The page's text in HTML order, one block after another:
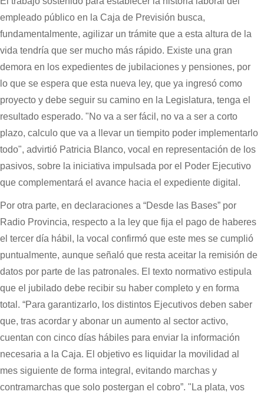
empleado público en la Caja de Previsión busca,
fundamentalmente, agilizar un trámite que a esta altura de la
vida tendría que ser mucho más rápido. Existe una gran
demora en los expedientes de jubilaciones y pensiones, por
lo que se espera que esta nueva ley, que ya ingresó como
proyecto y debe seguir su camino en la Legislatura, tenga el
resultado esperado. "No va a ser fácil, no va a ser a corto
plazo, calculo que va a llevar un tiempito poder implementarlo
todo", advirtió Patricia Blanco, vocal en representación de los
pasivos, sobre la iniciativa impulsada por el Poder Ejecutivo
que complementará el avance hacia el expediente digital.
Por otra parte, en declaraciones a “Desde las Bases” por
Radio Provincia, respecto a la ley que fija el pago de haberes
el tercer día hábil, la vocal confirmó que este mes se cumplió
puntualmente, aunque señaló que resta aceitar la remisión de
datos por parte de las patronales. El texto normativo estipula
que el jubilado debe recibir su haber completo y en forma
total. “Para garantizarlo, los distintos Ejecutivos deben saber
que, tras acordar y abonar un aumento al sector activo,
cuentan con cinco días hábiles para enviar la información
necesaria a la Caja. El objetivo es liquidar la movilidad al
mes siguiente de forma integral, evitando marchas y
contramarchas que solo postergan el cobro”. "La plata, vos